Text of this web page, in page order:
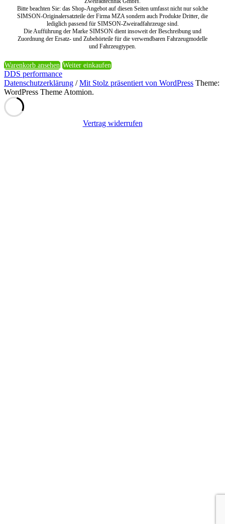
Bitte beachten Sie: das Shop-Angebot auf diesen Seiten umfasst nicht nur solche
SIMSON-Originalersatzteile der Firma MZA sondern auch Produkte Dritter, die
lediglich passend für SIMSON-Zweiradfahrzeuge sind.
Die Aufführung der Marke SIMSON dient insoweit der Beschreibung und
Zuordnung der Ersatz- und Zubehörteile für die verwendbaren Fahrzeugmodelle
und Fahrzeugtypen.
Warenkorb ansehen Weiter einkaufen
DDS performance
Datenschutzerklärung /Mit Stolz präsentiert von WordPress Theme:
WordPress Theme Atomion.
Vertrag widerrufen